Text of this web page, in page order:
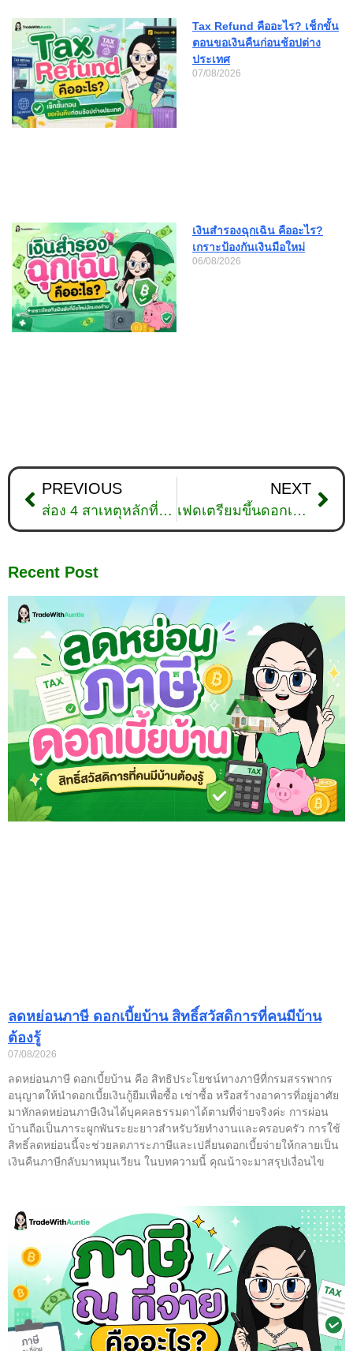
Tax Refund คืออะไร? เช็กขั้น
ตอนขอเงินคืนก่อนช้อปต่าง
ประเทศ
07/08/2026
เงินสำรองฉุกเฉิน คืออะไร?
เกราะป้องกันเงินมือใหม่
06/08/2026
PREVIOUS
ส่อง 4 สาเหตุหลักที่ทำให้สมาชิก Netflix ลดลงในรอบ 10 ปี
NEXT
เฟดเตรียมขึ้นดอกเบี้ย 0.5% ในเดือนพฤษภาคมเพื่อควบคุมอัตราเงินเฟ้อ
Recent Post
ลดหย่อนภาษี ดอกเบี้ยบ้าน สิทธิ์สวัสดิการที่คนมีบ้าน
ต้องรู้
07/08/2026
ลดหย่อนภาษี ดอกเบี้ยบ้าน คือ สิทธิประโยชน์ทางภาษีที่กรมสรรพากร
อนุญาตให้นำดอกเบี้ยเงินกู้ยืมเพื่อซื้อ เช่าซื้อ หรือสร้างอาคารที่อยู่อาศัย
มาหักลดหย่อนภาษีเงินได้บุคคลธรรมดาได้ตามที่จ่ายจริงค่ะ การผ่อน
บ้านถือเป็นภาระผูกพันระยะยาวสำหรับวัยทำงานและครอบครัว การใช้
สิทธิ์ลดหย่อนนี้จะช่วยลดภาระภาษีและเปลี่ยนดอกเบี้ยจ่ายให้กลายเป็น
เงินคืนภาษีกลับมาหมุนเวียน ในบทความนี้ คุณน้าจะมาสรุปเงื่อนไข